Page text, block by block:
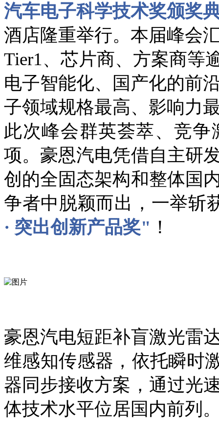
汽车电子科学技术奖颁奖
酒店隆重举行。本届峰会
Tier1、芯片商、方案商等
电子智能化、国产化的前
子领域规格最高、影响力
此次峰会群英荟萃、竞
项。豪恩汽电凭借自主研
创的全固态架构和整体国
争者中脱颖而出，一举斩
· 突出创新产品奖" ！
豪恩汽电短距补盲激光雷
维感知传感器，依托瞬时
器同步接收方案，通过光
体技术水平位居国内前列